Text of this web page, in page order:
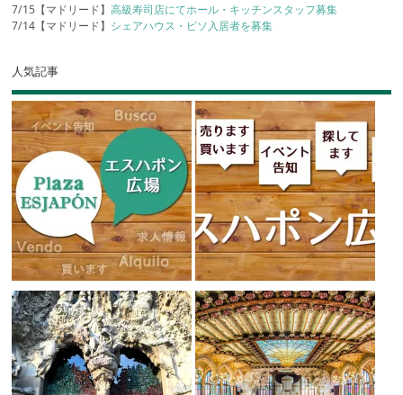
7/15【マドリード】高級寿司店にてホール・キッチンスタッフ募集
7/14【マドリード】 シェアハウス・ピソ入居者を募集
人気記事